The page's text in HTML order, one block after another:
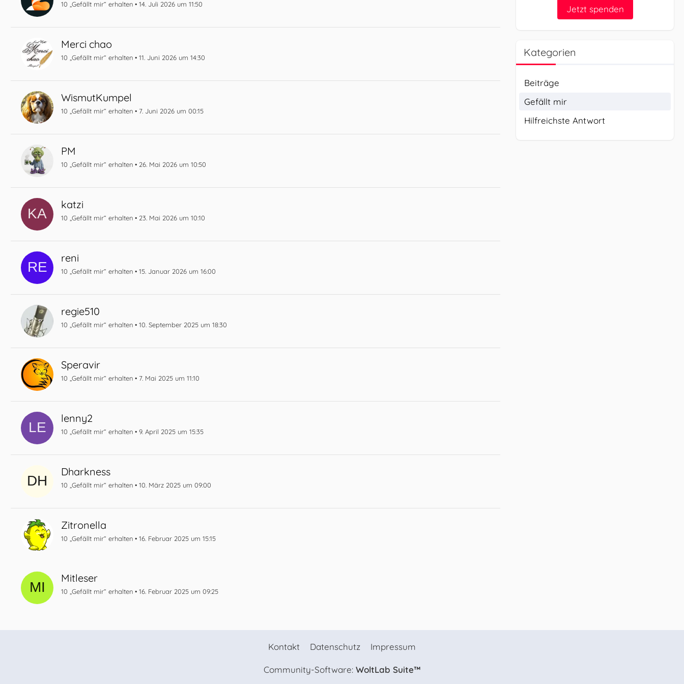
10 „Gefällt mir“ erhalten 14. Juli 2026 um 11:50
Merci chao
10 „Gefällt mir“ erhalten 11. Juni 2026 um 14:30
WismutKumpel
10 „Gefällt mir“ erhalten 7. Juni 2026 um 00:15
PM
10 „Gefällt mir“ erhalten 26. Mai 2026 um 10:50
katzi
10 „Gefällt mir“ erhalten 23. Mai 2026 um 10:10
reni
10 „Gefällt mir“ erhalten 15. Januar 2026 um 16:00
regie510
10 „Gefällt mir“ erhalten 10. September 2025 um 18:30
Speravir
10 „Gefällt mir“ erhalten 7. Mai 2025 um 11:10
lenny2
10 „Gefällt mir“ erhalten 9. April 2025 um 15:35
Dharkness
10 „Gefällt mir“ erhalten 10. März 2025 um 09:00
Zitronella
10 „Gefällt mir“ erhalten 16. Februar 2025 um 15:15
Mitleser
10 „Gefällt mir“ erhalten 16. Februar 2025 um 09:25
Jetzt spenden
Kategorien
Beiträge
Gefällt mir
Hilfreichste Antwort
Kontakt Datenschutz Impressum
Community-Software: WoltLab Suite™